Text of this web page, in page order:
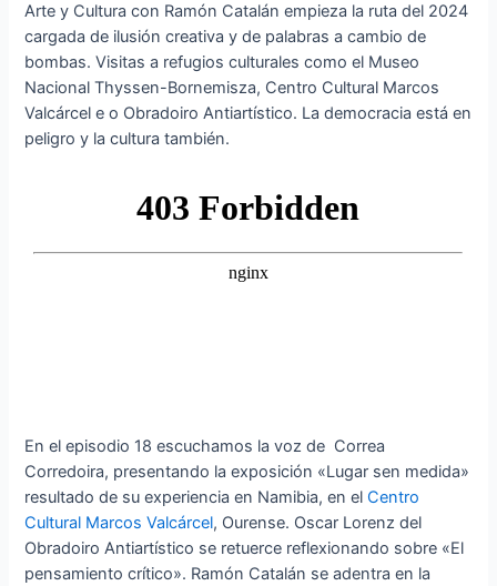
Arte y Cultura con Ramón Catalán empieza la ruta del 2024
cargada de ilusión creativa y de palabras a cambio de
bombas. Visitas a refugios culturales como el Museo
Nacional Thyssen-Bornemisza, Centro Cultural Marcos
Valcárcel e o Obradoiro Antiartístico. La democracia está en
peligro y la cultura también.
En el episodio 18 escuchamos la voz de Correa
Corredoira, presentando la exposición «Lugar sen medida»
resultado de su experiencia en Namibia, en elCentro
Cultural Marcos Valcárcel, Ourense. Oscar Lorenz del
Obradoiro Antiartístico se retuerce reflexionando sobre «El
pensamiento crítico». Ramón Catalán se adentra en la